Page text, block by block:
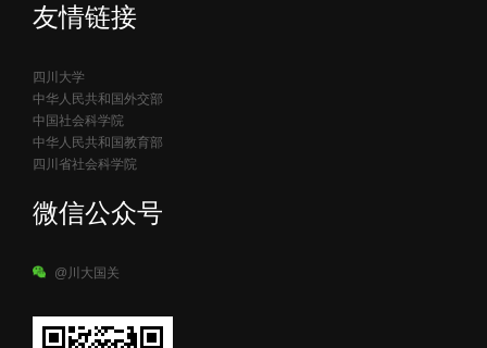
友情链接
四川大学
中华人民共和国外交部
中国社会科学院
中华人民共和国教育部
四川省社会科学院
微信公众号
@川大国关